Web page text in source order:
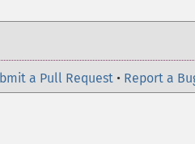
a Pull Request • Report a